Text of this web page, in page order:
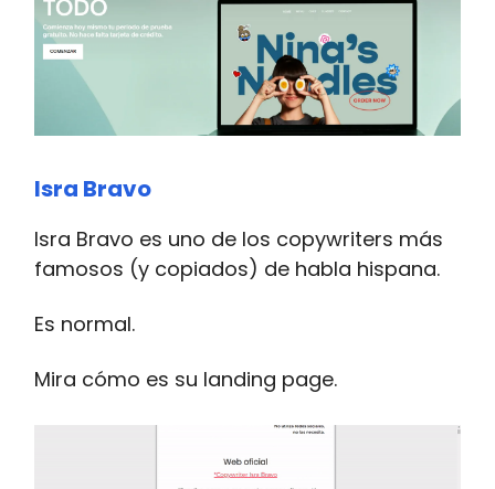
Isra Bravo
Isra Bravo es uno de los copywriters más
famosos (y copiados) de habla hispana.
Es normal.
Mira cómo es su landing page.